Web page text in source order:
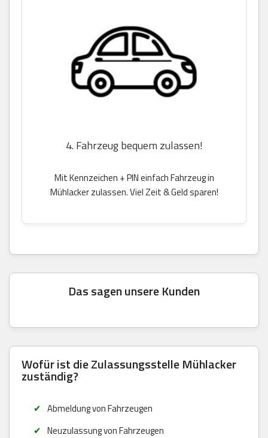
4. Fahrzeug bequem zulassen!
Mit Kennzeichen + PIN einfach Fahrzeug in
Mühlacker zulassen. Viel Zeit & Geld sparen!
Das sagen unsere Kunden
Wofür ist die Zulassungsstelle Mühlacker
zuständig?
Abmeldung von Fahrzeugen
Neuzulassung von Fahrzeugen